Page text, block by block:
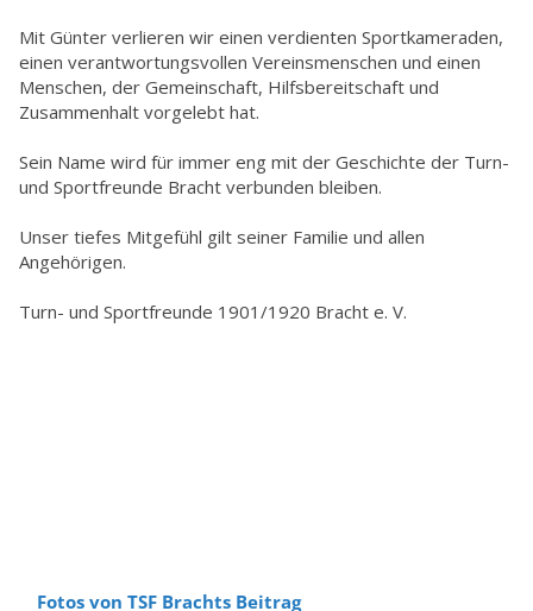
Mit Günter verlieren wir einen verdienten Sportkameraden,
einen verantwortungsvollen Vereinsmenschen und einen
Menschen, der Gemeinschaft, Hilfsbereitschaft und
Zusammenhalt vorgelebt hat.
Sein Name wird für immer eng mit der Geschichte der Turn-
und Sportfreunde Bracht verbunden bleiben.
Unser tiefes Mitgefühl gilt seiner Familie und allen
Angehörigen.
Turn- und Sportfreunde 1901/1920 Bracht e. V.
Fotos von TSF Brachts Beitrag